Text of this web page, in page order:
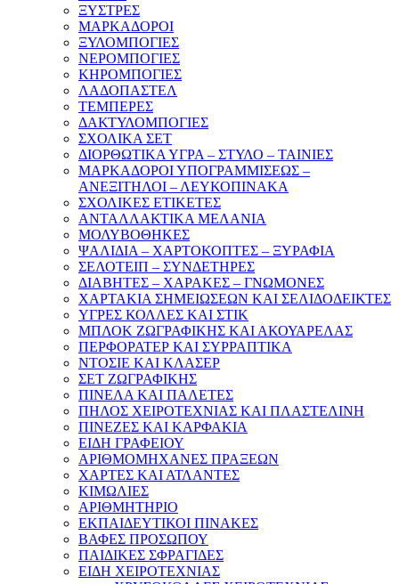
ΞΥΣΤΡΕΣ
ΜΑΡΚΑΔΟΡΟΙ
ΞΥΛΟΜΠΟΓΙΕΣ
ΝΕΡΟΜΠΟΓΙΕΣ
ΚΗΡΟΜΠΟΓΙΕΣ
ΛΑΔΟΠΑΣΤΕΛ
ΤΕΜΠΕΡΕΣ
ΔΑΚΤΥΛΟΜΠΟΓΙΕΣ
ΣΧΟΛΙΚΑ ΣΕΤ
ΔΙΟΡΘΩΤΙΚΑ ΥΓΡΑ – ΣΤΥΛΟ – ΤΑΙΝΙΕΣ
ΜΑΡΚΑΔΟΡΟΙ ΥΠΟΓΡΑΜΜΙΣΕΩΣ –
ΑΝΕΞΙΤΗΛΟΙ – ΛΕΥΚΟΠΙΝΑΚΑ
ΣΧΟΛΙΚΕΣ ΕΤΙΚΕΤΕΣ
ΑΝΤΑΛΛΑΚΤΙΚΑ ΜΕΛΑΝΙΑ
ΜΟΛΥΒΟΘΗΚΕΣ
ΨΑΛΙΔΙΑ – ΧΑΡΤΟΚΟΠΤΕΣ – ΞΥΡΑΦΙΑ
ΣΕΛΟΤΕΙΠ – ΣΥΝΔΕΤΗΡΕΣ
ΔΙΑΒΗΤΕΣ – ΧΑΡΑΚΕΣ – ΓΝΩΜΟΝΕΣ
ΧΑΡΤΑΚΙΑ ΣΗΜΕΙΩΣΕΩΝ ΚΑΙ ΣΕΛΙΔΟΔΕΙΚΤΕΣ
ΥΓΡΕΣ ΚΟΛΛΕΣ ΚΑΙ ΣΤΙΚ
ΜΠΛΟΚ ΖΩΓΡΑΦΙΚΗΣ ΚΑΙ ΑΚΟΥΑΡΕΛΑΣ
ΠΕΡΦΟΡΑΤΕΡ ΚΑΙ ΣΥΡΡΑΠΤΙΚΑ
ΝΤΟΣΙΕ ΚΑΙ ΚΛΑΣΕΡ
ΣΕΤ ΖΩΓΡΑΦΙΚΗΣ
ΠΙΝΕΛΑ ΚΑΙ ΠΑΛΕΤΕΣ
ΠΗΛΟΣ ΧΕΙΡΟΤΕΧΝΙΑΣ ΚΑΙ ΠΛΑΣΤΕΛΙΝΗ
ΠΙΝΕΖΕΣ ΚΑΙ ΚΑΡΦΑΚΙΑ
ΕΙΔΗ ΓΡΑΦΕΙΟΥ
ΑΡΙΘΜΟΜΗΧΑΝΕΣ ΠΡΑΞΕΩΝ
ΧΑΡΤΕΣ ΚΑΙ ΑΤΛΑΝΤΕΣ
ΚΙΜΩΛΙΕΣ
ΑΡΙΘΜΗΤΗΡΙΟ
ΕΚΠΑΙΔΕΥΤΙΚΟΙ ΠΙΝΑΚΕΣ
ΒΑΦΕΣ ΠΡΟΣΩΠΟΥ
ΠΑΙΔΙΚΕΣ ΣΦΡΑΓΙΔΕΣ
ΕΙΔΗ ΧΕΙΡΟΤΕΧΝΙΑΣ